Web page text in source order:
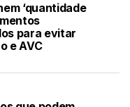
‘quantidade
para evitar
e AVC